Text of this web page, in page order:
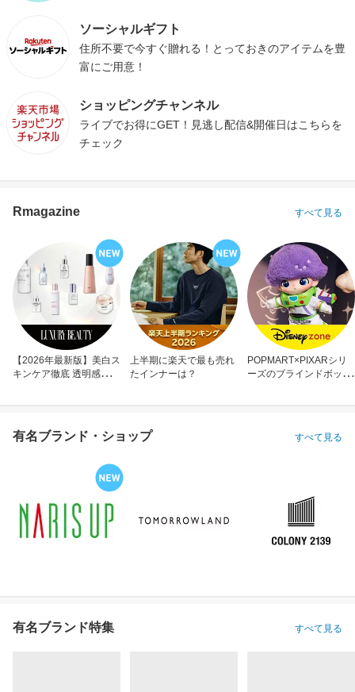
ソーシャルギフト
住所不要で今すぐ贈れる！とっておきのアイテムを豊
富にご用意！
ショッピングチャンネル
ライブでお得にGET！見逃し配信&開催日はこちらを
チェック
Rmagazine すべて見る
【2026年最新版】美白ス
キンケア徹底 透明感のあ
上半期に楽天で最も売れ
たインナーは？
POPMART×PIXARシリ
ーズのブラインドボック
有名ブランド・ショップ すべて見る
有名ブランド特集 すべて見る